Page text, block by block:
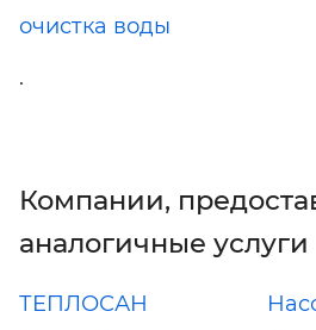
очистка воды
.
Компании,
аналогичные услуги
ТЕПЛОСАН